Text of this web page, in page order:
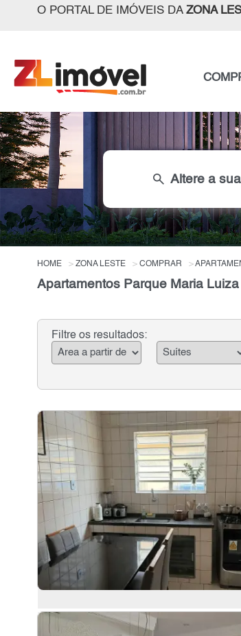
O PORTAL DE IMÓVEIS DA ZONA
search Altere a
HOME ZONA LESTE COMPRAR
Apartamentos Parque Maria
Filtre os resultados: